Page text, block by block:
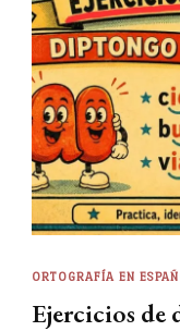
ORTOGRAFÍA EN
Ejercicios de